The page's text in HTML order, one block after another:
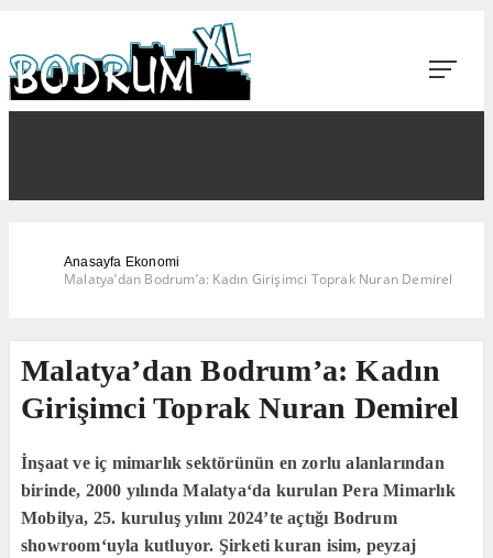
Anasayfa Ekonomi
Malatya’dan Bodrum’a: Kadın Girişimci Toprak Nuran Demirel
Malatya’dan Bodrum’a: Kadın
Girişimci Toprak Nuran Demirel
İnşaat ve iç mimarlık sektörünün en zorlu alanlarından
birinde, 2000 yılında Malatya‘da kurulan Pera Mimarlık
Mobilya, 25. kuruluş yılını 2024’te açtığı Bodrum
showroom‘uyla kutluyor. Şirketi kuran isim, peyzaj